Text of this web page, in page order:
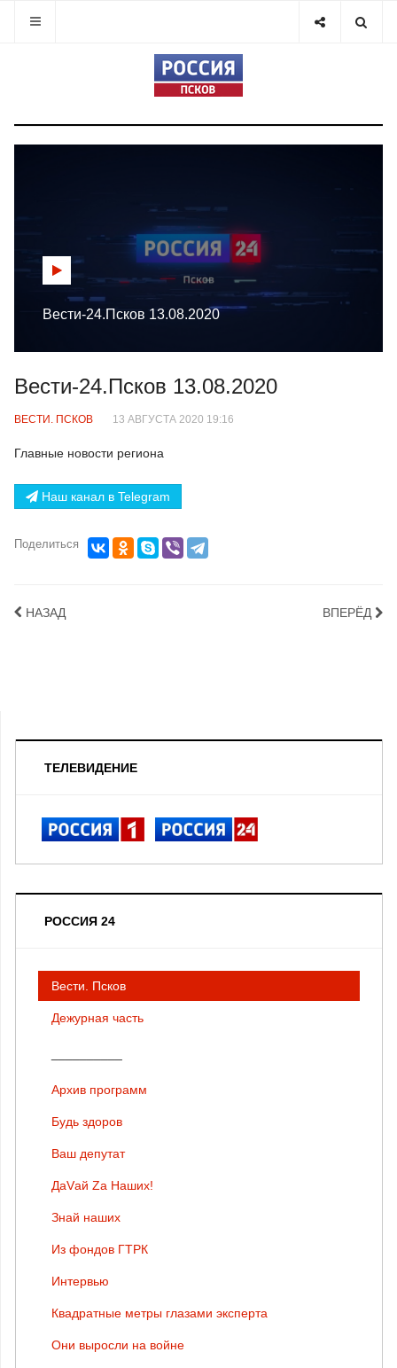
Вести-24.Псков 13.08.2020
Вести-24.Псков 13.08.2020
ВЕСТИ. ПСКОВ 13 АВГУСТА 2020 19:16
Главные новости региона
Наш канал в Telegram
Поделиться
НАЗАД ВПЕРЁД
ТЕЛЕВИДЕНИЕ
РОССИЯ 24
Вести. Псков
Дежурная часть
Архив программ
Будь здоров
Ваш депутат
ДаVай Zа Наших!
Знай наших
Из фондов ГТРК
Интервью
Квадратные метры глазами эксперта
Они выросли на войне